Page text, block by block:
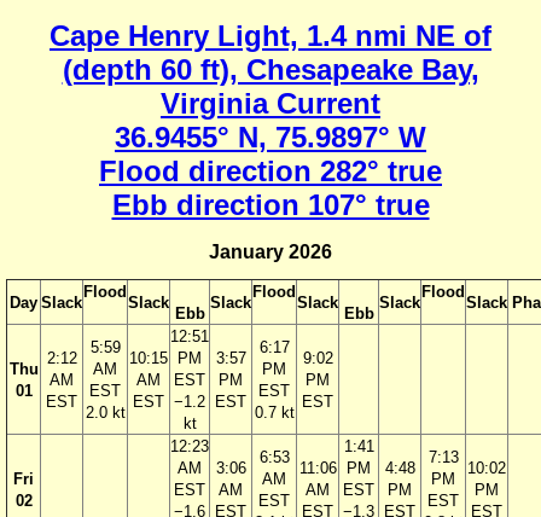
Cape Henry Light, 1.4 nmi NE of
(depth 60 ft), Chesapeake Bay,
Virginia Current
36.9455° N, 75.9897° W
Flood direction 282° true
Ebb direction 107° true
January 2026
Day Slack
Flood
Slack
Ebb
Slack
Flood
Slack
Ebb
Slack
Flood
Slack
Thu
01
2:12
AM
EST
5:59
AM
EST
2.0 kt
10:15
AM
EST
12:51
PM
EST
−1.2
kt
3:57
PM
EST
6:17
PM
EST
0.7 kt
9:02
PM
EST
Fri
02
12:23
AM
EST
−1.6
3:06
AM
EST
6:53
AM
EST
11:06
AM
EST
1:41
PM
EST
−1.3
4:48
PM
EST
7:13
PM
EST
10:02
PM
EST